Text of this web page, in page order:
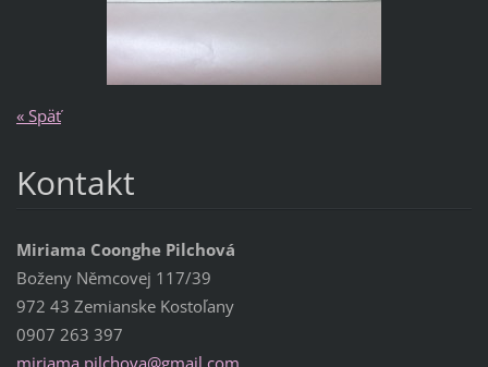
« Späť
Kontakt
Miriama Coonghe Pilchová
Boženy Němcovej 117/39
972 43 Zemianske Kostoľany
0907 263 397
miriama. pilchova@gmail.com